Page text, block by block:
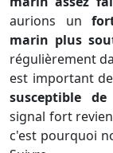
aurions un
marin plus
régulièrement
est important
susceptible
signal fort
c'est pourquoi